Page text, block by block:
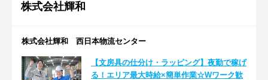
株式会社輝和
株式会社輝和 西日本物流センター
【文房具の仕分け・ラッピング】夜勤で稼げ
る！エリア最大時給×簡単作業☆Wワーク歓